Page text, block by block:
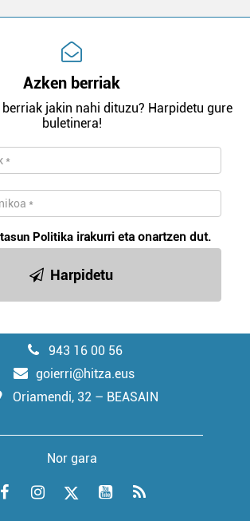
Azken berriak
jakin nahi dituzu? Harpidetu gure
buletinera!
Politika irakurri eta onartzen dut.
Harpidetu
943 16 00 56
goierri@hitza.eus
Oriamendi, 32 – BEASAIN
Nor gara